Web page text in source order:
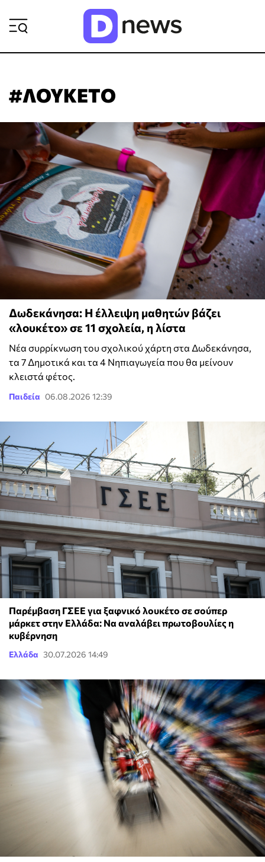
#ΛΟΥΚΕΤΟ
Δωδεκάνησα: Η έλλειψη μαθητών βάζει
«λουκέτο» σε 11 σχολεία, η λίστα
Νέα συρρίκνωση του σχολικού χάρτη στα Δωδεκάνησα,
τα 7 Δημοτικά και τα 4 Νηπιαγωγεία που θα μείνουν
κλειστά φέτος.
Παιδεία 06.08.2026 12:39
Παρέμβαση ΓΣΕΕ για ξαφνικό λουκέτο σε σούπερ
μάρκετ στην Ελλάδα: Να αναλάβει πρωτοβουλίες η
κυβέρνηση
Ελλάδα 30.07.2026 14:49